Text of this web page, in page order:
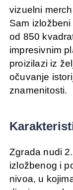
vizuelni
Sam
od 850
impresivnim
proizilazi iz
očuvanje
znamenitosti.
Zgrada nudi
izložbenog i
nivoa, u